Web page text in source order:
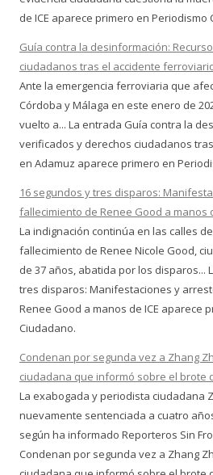
de ICE aparece primero en Periodismo
Guía contra la desinformación:
ciudadanos tras el accidente
Ante la emergencia ferroviaria que
Córdoba y Málaga en este enero de
vuelto a... La entrada Guía contra la
verificados y derechos ciudadanos
en Adamuz aparece primero en
16 segundos y tres disparos:
fallecimiento de Renee Good a manos
La indignación continúa en las calles
fallecimiento de Renee Nicole Good,
de 37 años, abatida por los disparos...
tres disparos: Manifestaciones y
Renee Good a manos de ICE aparece
Ciudadano.
Condenan por segunda vez a Zhang
ciudadana que informó sobre el brote
La exabogada y periodista ciudadana
nuevamente sentenciada a cuatro
según ha informado Reporteros Sin
Condenan por segunda vez a Zhang